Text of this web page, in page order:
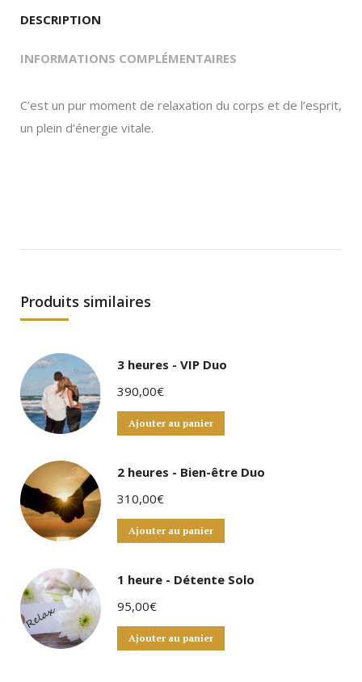
DESCRIPTION
INFORMATIONS COMPLÉMENTAIRES
C’est un pur moment de relaxation du corps et de l’esprit,
un plein d’énergie vitale.
Produits similaires
3 heures - VIP Duo
390,00€
Ajouter au panier
2 heures - Bien-être Duo
310,00€
Ajouter au panier
1 heure - Détente Solo
95,00€
Ajouter au panier